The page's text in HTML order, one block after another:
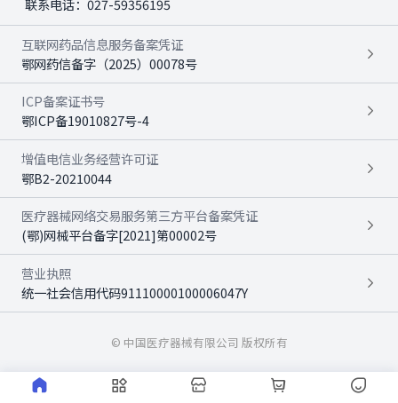
联系电话： 027-59356195
互联网药品信息服务备案凭证
鄂网药信备字（2025）00078号
ICP备案证书号
鄂ICP备19010827号-4
增值电信业务经营许可证
鄂B2-20210044
医疗器械网络交易服务第三方平台备案凭证
(鄂)网械平台备字[2021]第00002号
营业执照
统一社会信用代码91110000100006047Y
© 中国医疗器械有限公司 版权所有